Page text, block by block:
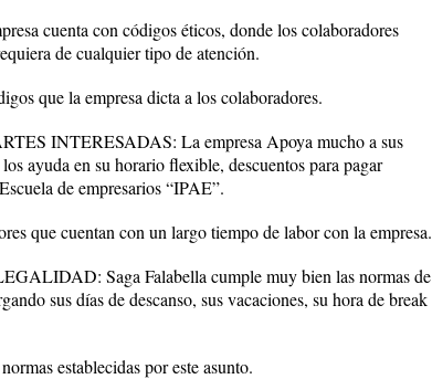
cuenta con códigos éticos, donde los colaboradores
de cualquier tipo de atención.
que la empresa dicta a los colaboradores.
INTERESADAS: La empresa Apoya mucho a sus
ayuda en su horario flexible, descuentos para pagar
de empresarios “IPAE”.
que cuentan con un largo tiempo de labor con la empresa.
Saga Falabella cumple muy bien las normas de
sus días de descanso, sus vacaciones, su hora de break
establecidas por este asunto.